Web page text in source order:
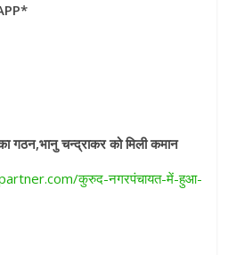
गठन,भानु चन्द्राकर को मिली कमान
कुरुद-नगरपंचायत-में-हुआ-